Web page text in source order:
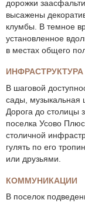
дорожки
высажены
клумбы. В темное
установленное
в местах общего
ИНФРАСТРУКТУРА
В шаговой
сады, музыкальная
Дорога до столицы
поселка Усово Плюс
столичной
гулять по его
или друзьями.
КОММУНИКАЦИИ
В поселок